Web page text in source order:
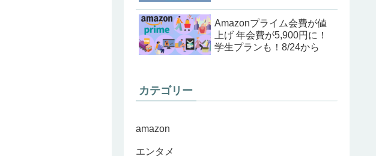
Amazonプライム会費が値
上げ 年会費が5,900円に！
学生プランも！8/24から
カテゴリー
amazon
エンタメ